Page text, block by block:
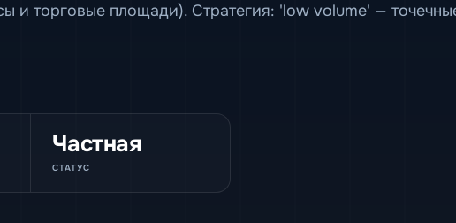
и торговые площади). Стратегия: 'low volume' —
Частная
СТАТУС